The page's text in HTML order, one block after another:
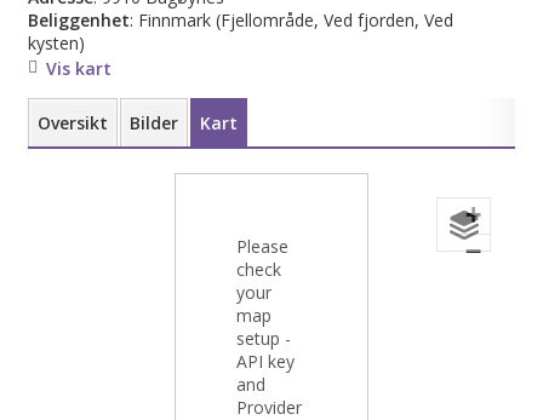
Beliggenhet: Finnmark (Fjellområde, Ved fjorden, Ved
kysten)
Vis kart
Oversikt Bilder Kart
Please
check
your
map
setup -
API key
and
Provider
+
−